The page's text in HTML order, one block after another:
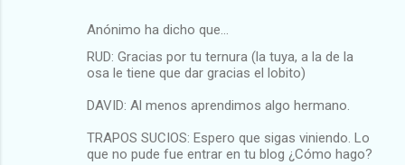
Anónimo ha dicho que…
RUD: Gracias por tu ternura (la tuya, a la de la
osa le tiene que dar gracias el lobito)
DAVID: Al menos aprendimos algo hermano.
TRAPOS SUCIOS: Espero que sigas viniendo. Lo
que no pude fue entrar en tu blog ¿Cómo hago?